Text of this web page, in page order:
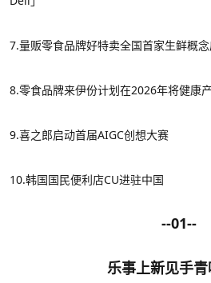
7.量贩零食品牌好特卖全国首家生鲜概
8.零食品牌来伊份计划在2026年将健康
9.喜之郎启动首届AIGC创想大赛
10.韩国国民便利店CU进驻中国
--01--
乐事上新见手